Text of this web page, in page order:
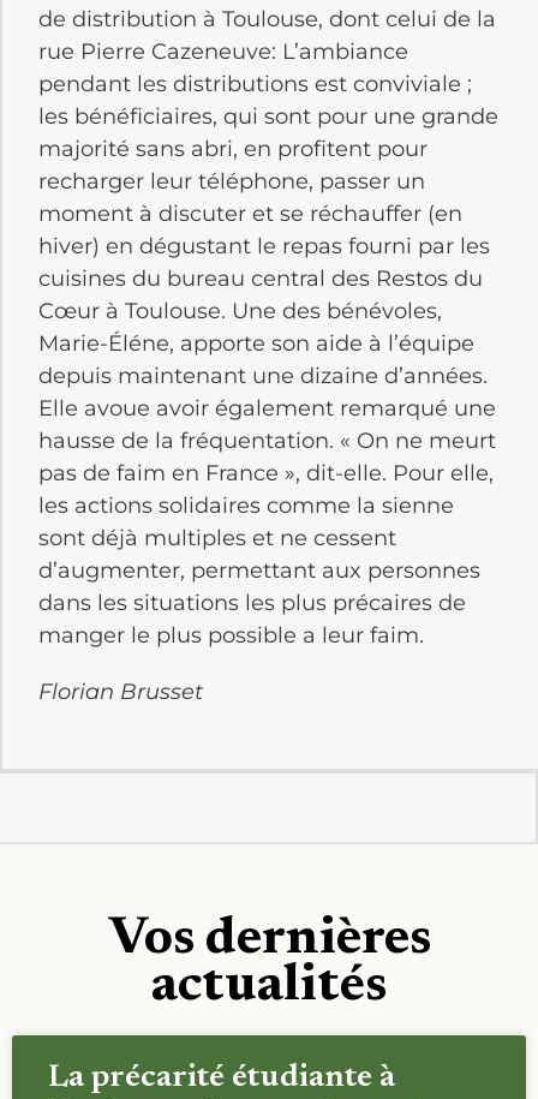
de distribution à Toulouse, dont celui de la
rue Pierre Cazeneuve: L’ambiance
pendant les distributions est conviviale ;
les bénéficiaires, qui sont pour une grande
majorité sans abri, en profitent pour
recharger leur téléphone, passer un
moment à discuter et se réchauffer (en
hiver) en dégustant le repas fourni par les
cuisines du bureau central des Restos du
Cœur à Toulouse. Une des bénévoles,
Marie-Éléne, apporte son aide à l’équipe
depuis maintenant une dizaine d’années.
Elle avoue avoir également remarqué une
hausse de la fréquentation. « On ne meurt
pas de faim en France », dit-elle. Pour elle,
les actions solidaires comme la sienne
sont déjà multiples et ne cessent
d’augmenter, permettant aux personnes
dans les situations les plus précaires de
manger le plus possible a leur faim.
Florian Brusset
Vos dernières
actualités
La précarité étudiante à